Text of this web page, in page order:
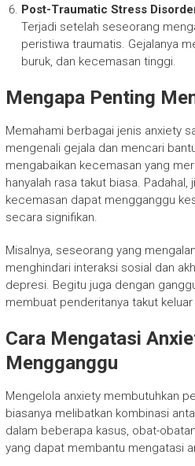
Post-Traumatic Stress
Terjadi setelah seseorang
peristiwa traumatis. Gejalanya
buruk, dan kecemasan tinggi.
Mengapa Penting
Memahami berbagai jenis anxiety
mengenali gejala dan mencari
mengabaikan kecemasan yang
hanyalah rasa takut biasa.
kecemasan dapat mengganggu
secara signifikan.
Misalnya, seseorang yang
menghindari interaksi sosial dan
depresi. Begitu juga dengan
membuat penderitanya takut keluar
Cara Mengatasi
Mengganggu
Mengelola anxiety membutuhkan
biasanya melibatkan kombinasi
dalam beberapa kasus, obat-
yang dapat membantu mengatasi